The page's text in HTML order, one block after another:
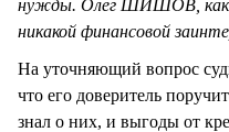
нужды. Олег ШИШОВ, как
никакой финансовой
На уточняющий вопрос
что его доверитель
знал о них, и выгоды от